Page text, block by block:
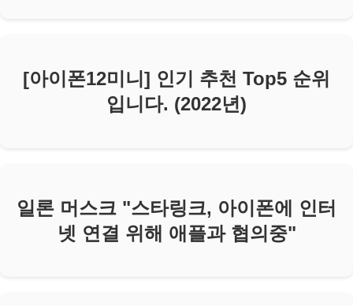
[아이폰12미니] 인기 추천 Top5 순위
입니다. (2022년)
일론 머스크 "스타링크, 아이폰에 인터
넷 연결 위해 애플과 협의중"